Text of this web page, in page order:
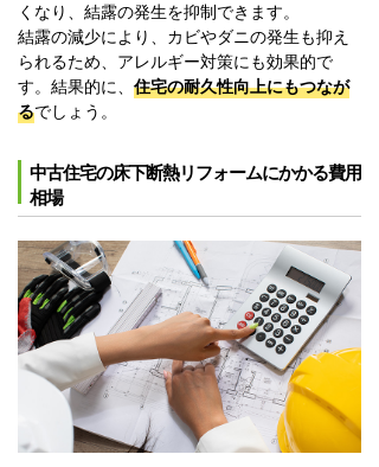
くなり、結露の発生を抑制できます。
結露の減少により、カビやダニの発生も抑え
られるため、アレルギー対策にも効果的で
す。結果的に、 住宅の耐久性向上にもつなが
るでしょう。
中古住宅の床下断熱リフォームにかかる費用
相場